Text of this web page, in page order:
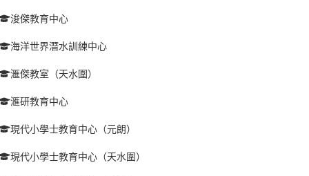
浚傑教育中心
海洋世界潛水訓練中心
滙傑教室（天水圍）
滙研教育中心
現代小學士教育中心（元朗）
現代小學士教育中心（天水圍）